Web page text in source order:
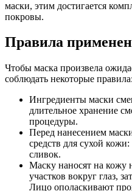
маски, этим достигается
покровы.
Правила
Чтобы маска произвела
соблюдать некоторые правила:
Ингредиенты маски
длительное хранение
процедуры.
Перед нанесением
средств для сухой
сливок.
Маску наносят на кожу
участков вокруг глаз,
Лицо ополаскивают